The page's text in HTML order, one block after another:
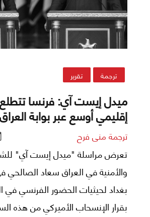
ترجمة تقرير
ميدل إيست آي: فرنسا
إقليمي أوسع عبر بوابة العراق
ترجمة منى فرح
تعرض مراسلة "ميدل إيست آي"
والأمنية في العراق سعاد الصالحي
بغداد لحيثيات الحضور الفرنسي في
بقرار الإنسحاب الأميركي من هذه